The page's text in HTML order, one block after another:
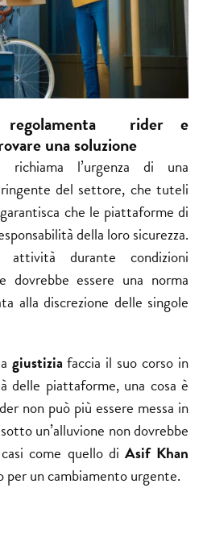
regolamenta rider e
una soluzione
richiama l’urgenza di una
del settore, che tuteli
che le piattaforme di
della loro sicurezza.
attività durante condizioni
dovrebbe essere una norma
alla discrezione delle singole
giustizia faccia il suo corso in
delle piattaforme, una cosa è
non può più essere messa in
un’alluvione non dovrebbe
come quello diAsif Khan
per un cambiamento urgente.